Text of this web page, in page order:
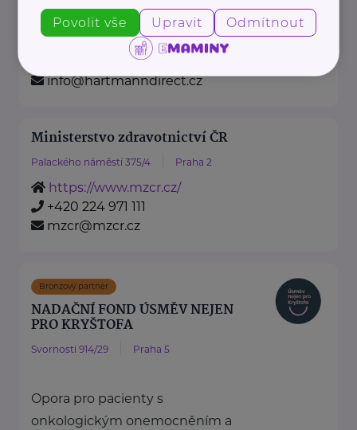
https://hartmanndirect.com/cs-cz
+420 800 100 150
info@hartmanndirect.cz
Ministerstvo zdravotnictví ČR
Palackého náměstí 375/4 Praha 2
https://www.mzcr.cz/
+420 224 971 111
mzcr@mzcr.cz
Bronzový partner
NADAČNÍ FOND ÚSMĚV NEJEN
PRO KRYŠTOFA
Svornosti 914/29 Praha 5
Opora pro pacienty s
onkologickým onemocněním a
Povolit vše Upravit Odmítnout